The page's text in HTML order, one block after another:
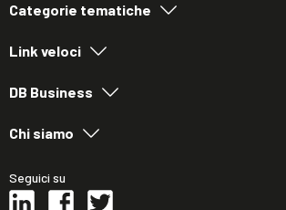
Categorie tematiche
Link veloci
DB Business
Chi siamo
Seguici su